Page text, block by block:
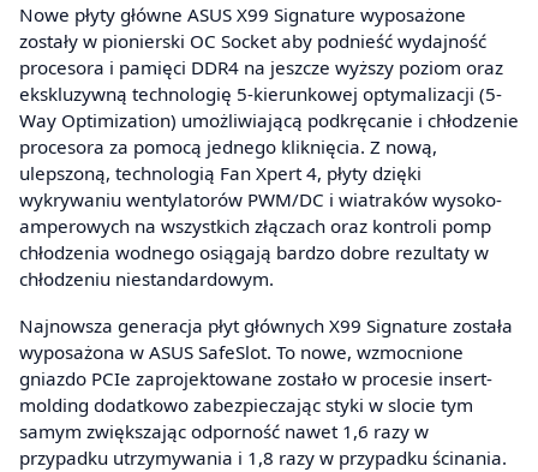
Nowe płyty główne ASUS X99 Signature wyposażone
zostały w pionierski OC Socket aby podnieść wydajność
procesora i pamięci DDR4 na jeszcze wyższy poziom oraz
ekskluzywną technologię 5-kierunkowej optymalizacji (5-
Way Optimization) umożliwiającą podkręcanie i chłodzenie
procesora za pomocą jednego kliknięcia. Z nową,
ulepszoną, technologią Fan Xpert 4, płyty dzięki
wykrywaniu wentylatorów PWM/DC i wiatraków wysoko-
amperowych na wszystkich złączach oraz kontroli pomp
chłodzenia wodnego osiągają bardzo dobre rezultaty w
chłodzeniu niestandardowym.
Najnowsza generacja płyt głównych X99 Signature została
wyposażona w ASUS SafeSlot. To nowe, wzmocnione
gniazdo PCIe zaprojektowane zostało w procesie insert-
molding dodatkowo zabezpieczając styki w slocie tym
samym zwiększając odporność nawet 1,6 razy w
przypadku utrzymywania i 1,8 razy w przypadku ścinania.